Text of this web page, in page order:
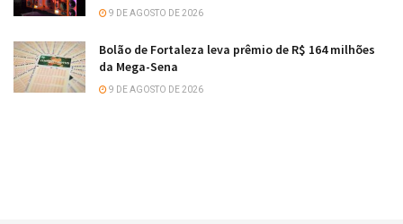
9 DE AGOSTO DE 2026
Bolão de Fortaleza leva prêmio de R$ 164 milhões
da Mega-Sena
9 DE AGOSTO DE 2026